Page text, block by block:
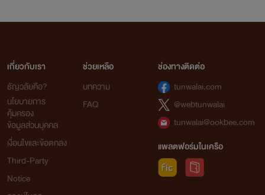
เกี่ยวกับเรา
ธัญวลัยคือ?
นโยบายการ
คุ้มครอง
ข้อมูลส่วนบุคคล
เงื่อนไขและข้อตกลง
Third-Party
Notice
ช่วยเหลือ
บทความ
FAQ
ช่องทางติดต่อ
tunwalai.com
@webtunwalai
tunwalai@ookbee.com
แพลตฟอร์มในเครือ